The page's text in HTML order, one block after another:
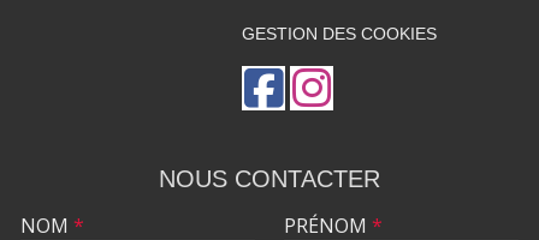
GESTION DES COOKIES
NOUS CONTACTER
NOM * PRÉNOM *